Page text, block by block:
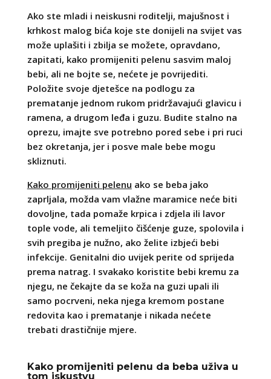
Ako ste mladi i neiskusni roditelji, majušnost i
krhkost malog bića koje ste donijeli na svijet vas
može uplašiti i zbilja se možete, opravdano,
zapitati, kako promijeniti pelenu sasvim maloj
bebi, ali ne bojte se, nećete je povrijediti.
Položite svoje djetešce na podlogu za
prematanje jednom rukom pridržavajući glavicu i
ramena, a drugom leđa i guzu. Budite stalno na
oprezu, imajte sve potrebno pored sebe i pri ruci
bez okretanja, jer i posve male bebe mogu
skliznuti.
Kako promijeniti pelenu ako se beba jako
zaprljala, možda vam vlažne maramice neće biti
dovoljne, tada pomaže krpica i zdjela ili lavor
tople vode, ali temeljito čišćenje guze, spolovila i
svih pregiba je nužno, ako želite izbjeći bebi
infekcije. Genitalni dio uvijek perite od sprijeda
prema natrag. I svakako koristite bebi kremu za
njegu, ne čekajte da se koža na guzi upali ili
samo pocrveni, neka njega kremom postane
redovita kao i prematanje i nikada nećete
trebati drastičnije mjere.
Kako promijeniti pelenu da beba uživa u
tom iskustvu